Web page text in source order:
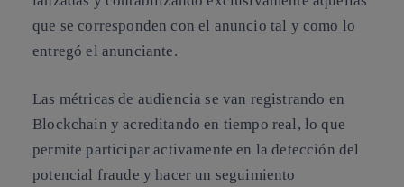
que se corresponden con el anuncio tal y como lo
entregó el anunciante.
Las métricas de audiencia se van registrando en
Blockchain y acreditando en tiempo real, lo que
permite participar activamente en la detección del
potencial fraude y hacer un seguimiento